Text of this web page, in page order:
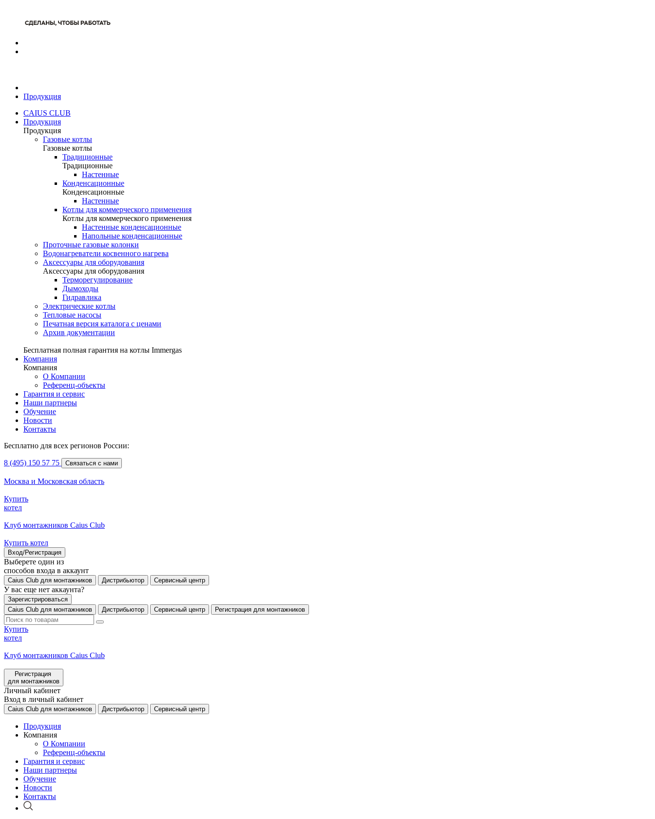
Продукция
CAIUS CLUB
Продукция
Продукция
Газовые котлы
Газовые котлы
Традиционные
Традиционные
Настенные
Конденсационные
Конденсационные
Настенные
Котлы для коммерческого применения
Котлы для коммерческого применения
Настенные конденсационные
Напольные конденсационные
Проточные газовые колонки
Водонагреватели косвенного нагрева
Аксессуары для оборудования
Аксессуары для оборудования
Терморегулирование
Дымоходы
Гидравлика
Электрические котлы
Тепловые насосы
Печатная версия каталога с ценами
Архив документации
Бесплатная полная гарантия на котлы Immergas
Компания
Компания
О Компании
Референц-объекты
Гарантия и сервис
Наши партнеры
Обучение
Новости
Контакты
Бесплатно для всех регионов России:
8 (495) 150 57 75 Связаться с нами
Москва и Московская область
Купить
котел
Клуб монтажников Caius Club
Купить котел
Вход/Регистрация
Выберете один из
способов входа в аккаунт
Caius Club для монтажников Дистрибьютор Сервисный центр
У вас еще нет аккаунта?
Зарегистрироваться
Caius Club для монтажников
Дистрибьютор Сервисный центр Регистрация для монтажников
Купить
котел
Клуб монтажников Caius Club
Регистрация
для монтажников
Личный кабинет
Вход в личный кабинет
Caius Club для монтажников Дистрибьютор Сервисный центр
Продукция
Компания
О Компании
Референц-объекты
Гарантия и сервис
Наши партнеры
Обучение
Новости
Контакты